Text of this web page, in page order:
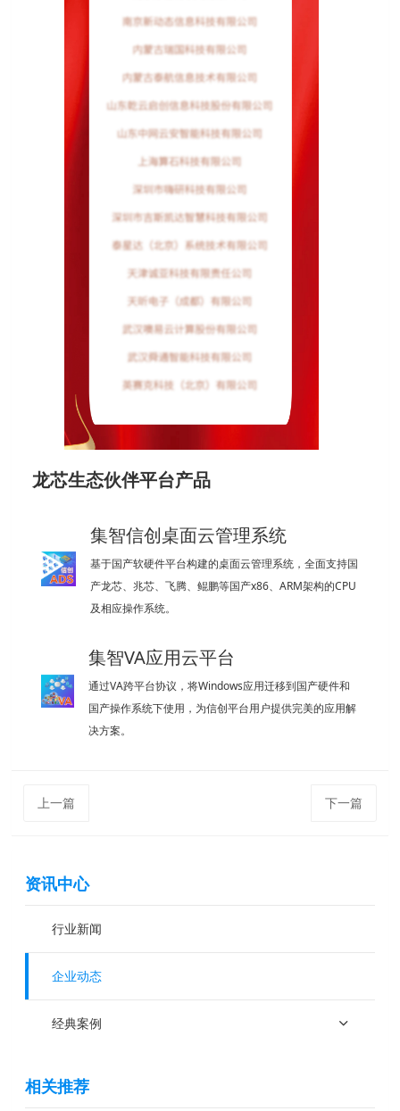
龙芯生态伙伴平台产品
集智信创桌面云管理系统
基于国产软硬件平台构建的桌面云管理系统，全面支持国
产龙芯、兆芯、飞腾、鲲鹏等国产x86、ARM架构的CPU
及相应操作系统。
集智VA应用云平台
通过VA跨平台协议，将Windows应用迁移到国产硬件和
国产操作系统下使用，为信创平台用户提供完美的应用解
决方案。
上一篇 下一篇
资讯中心
行业新闻
企业动态
经典案例
相关推荐